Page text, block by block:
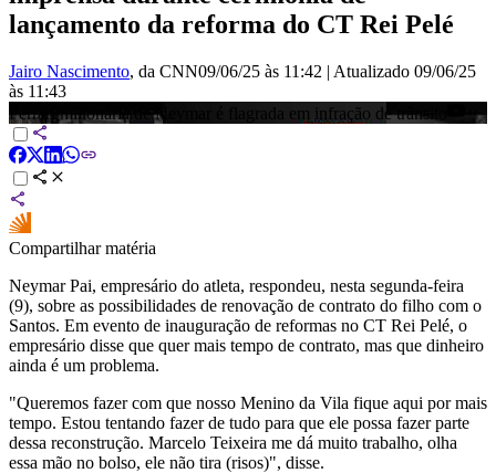
lançamento da reforma do CT Rei Pelé
Jairo Nascimento, da CNN09/06/25 às 11:42 | Atualizado 09/06/25
às 11:43
Ferrari milionária de Neymar é flagrada em infração de trânsito
Compartilhar matéria
Neymar Pai, empresário do atleta, respondeu, nesta segunda-feira
(9), sobre as possibilidades de renovação de contrato do filho com o
Santos. Em evento de inauguração de reformas no CT Rei Pelé, o
empresário disse que quer mais tempo de contrato, mas que dinheiro
ainda é um problema.
"Queremos fazer com que nosso Menino da Vila fique aqui por mais
tempo. Estou tentando fazer de tudo para que ele possa fazer parte
dessa reconstrução. Marcelo Teixeira me dá muito trabalho, olha
essa mão no bolso, ele não tira (risos)", disse.